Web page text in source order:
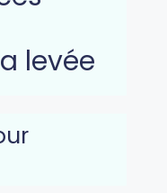
levée